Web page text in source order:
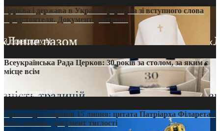
Церква і держава в Україні: формула зі вступного слова
Предстоятеля. Документ доктрини
3 тижні тому11
Всеукраїнська Рада Церков: 30 років за столом, за яким є
місце всім
3 тижні тому12
Проповідь Епіфанія 15 липня: цитата Патріарха Філарета з
його амвона. Документ тяглості